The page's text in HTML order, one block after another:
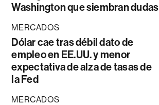
Washington que siembran dudas
MERCADOS
Dólar cae tras débil dato de
empleo en EE.UU. y menor
expectativa de alza de tasas de
la Fed
MERCADOS